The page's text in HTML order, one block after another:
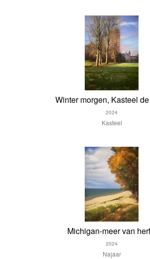
Winter morgen, Kasteel
2024
Kasteel
Michigan-meer van
2024
Najaar